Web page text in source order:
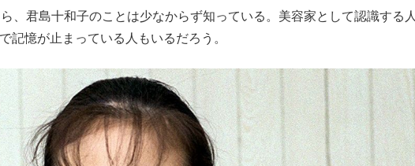
、君島十和子のことは少なからず知っている。美容家として認識する人
記憶が止まっている人もいるだろう。